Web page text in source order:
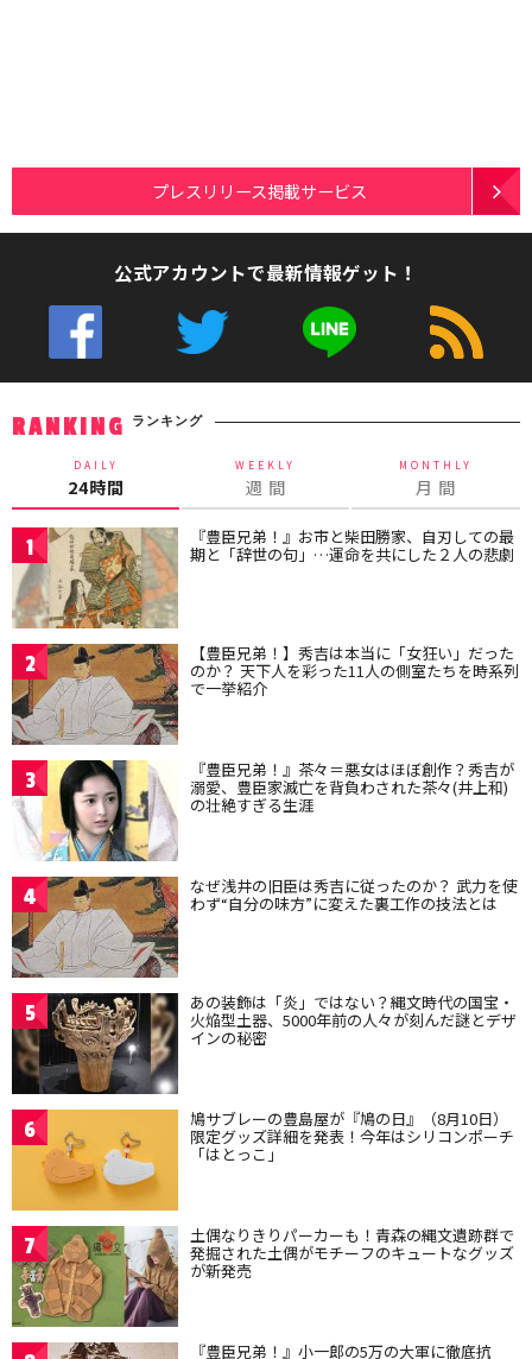
プレスリリース掲載サービス
公式アカウントで最新情報ゲット！
RANKING ランキング
DAILY
24時間
WEEKLY
週 間
MONTHLY
月 間
1 『豊臣兄弟！』お市と柴田勝家、自刃しての最
期と「辞世の句」…運命を共にした２人の悲劇
2 【豊臣兄弟！】秀吉は本当に「女狂い」だった
のか？ 天下人を彩った11人の側室たちを時系列
で一挙紹介
3 『豊臣兄弟！』茶々＝悪女はほぼ創作？秀吉が
溺愛、豊臣家滅亡を背負わされた茶々(井上和)
の壮絶すぎる生涯
4 なぜ浅井の旧臣は秀吉に従ったのか？ 武力を使
わず“自分の味方”に変えた裏工作の技法とは
5 あの装飾は「炎」ではない？縄文時代の国宝・
火焔型土器、5000年前の人々が刻んだ謎とデザ
インの秘密
6 鳩サブレーの豊島屋が『鳩の日』（8月10日）
限定グッズ詳細を発表！今年はシリコンポーチ
「はとっこ」
7 土偶なりきりパーカーも！青森の縄文遺跡群で
発掘された土偶がモチーフのキュートなグッズ
が新発売
『豊臣兄弟！』小一郎の5万の大軍に徹底抗